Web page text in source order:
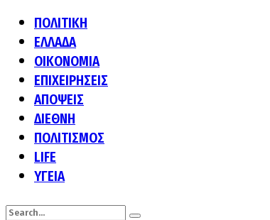
ΠΟΛΙΤΙΚΗ
ΕΛΛΑΔΑ
ΟΙΚΟΝΟΜΙΑ
ΕΠΙΧΕΙΡΗΣΕΙΣ
ΑΠΟΨΕΙΣ
ΔΙΕΘΝΗ
ΠΟΛΙΤΙΣΜΟΣ
LIFE
ΥΓΕΙΑ